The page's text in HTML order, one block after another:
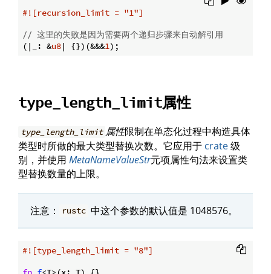
#![recursion_limit = "1"]
// 这里的失败是因为需要两个递归步骤来自动解引用
(|_: &u8| {})(&&&1
type_length_limit属性
type_length_limit 属性限制在单态化过程中构造具体
类型时所做的最大类型替换次数。它应用于 crate级
别，并使用 MetaNameValueStr元项属性句法来设置类
型替换数量的上限。
注意： rustc 中这个参数的默认值是 1048576。
#![type_length_limit = "8"]